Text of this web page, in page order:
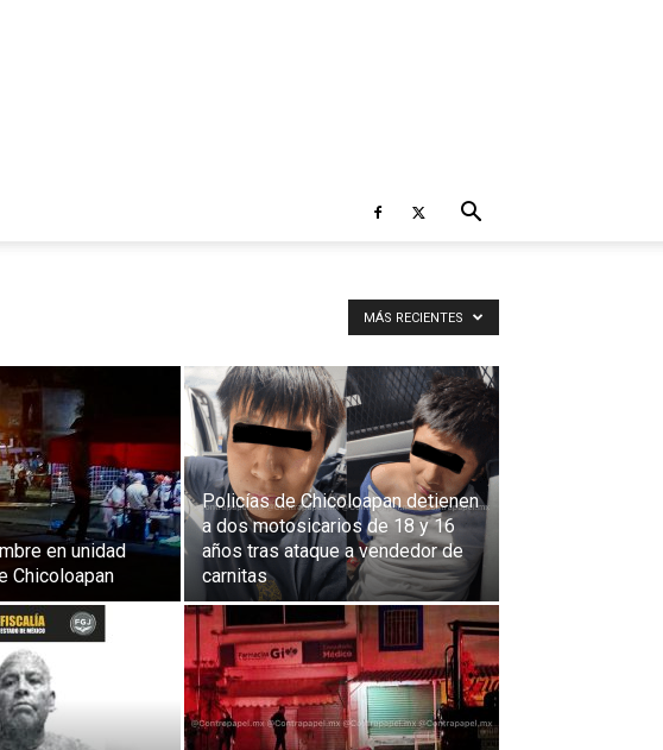
MÁS RECIENTES
en unidad
Chicoloapan
Policías de Chicoloapan detienen
a dos motosicarios de 18 y 16
años tras ataque a vendedor de
carnitas